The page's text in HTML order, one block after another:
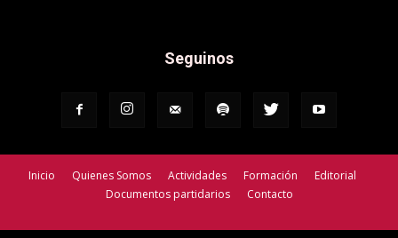
Seguinos
Inicio Quienes Somos Actividades Formación
Editorial
Documentos partidarios
Contacto